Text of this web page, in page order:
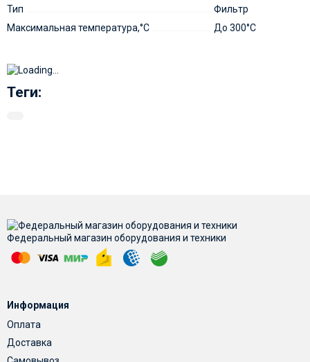
Тип
Фильтр
Максимальная температура,°С
До 300°С
Теги:
Федеральный магазин оборудования и техники
Информация
Оплата
Доставка